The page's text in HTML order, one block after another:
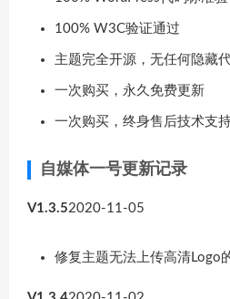
100% W3C验证通过
主题完全开源，无任何隐藏
一次购买，永久免费更新
一次购买，终身售后技术支
自媒体一号更新记录
V1.3.52020-11-05
修复主题无法上传高清Logo